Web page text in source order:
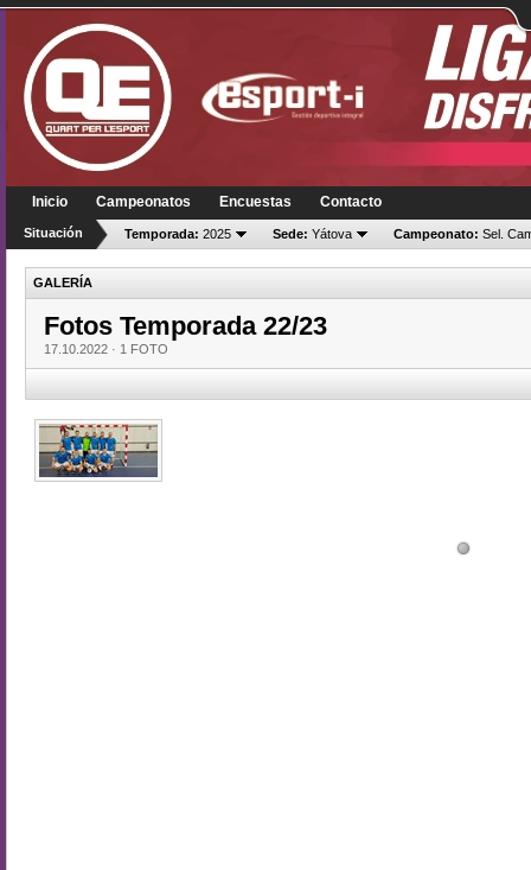
Inicio Campeonatos Encuestas Contacto
Situación Temporada: 2025 Sede: Yátova Campeonato: Sel.
GALERÍA
Fotos Temporada 22/23
17.10.2022 · 1 FOTO